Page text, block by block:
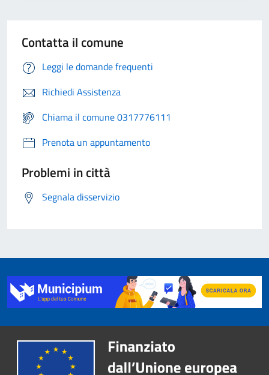
Contatta il comune
Leggi le domande frequenti
Richiedi Assistenza
Chiama il comune 0317776111
Prenota un appuntamento
Problemi in città
Segnala disservizio